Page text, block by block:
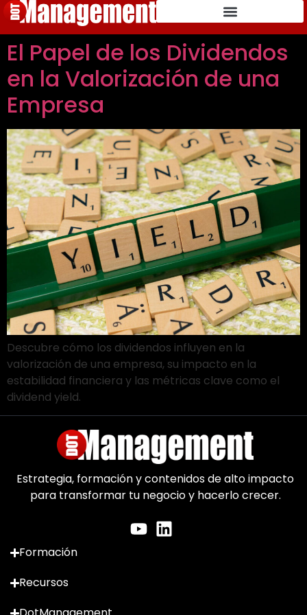
El Papel de los Dividendos
en la Valorización de una
Empresa
Descubre cómo los dividendos influyen en la
valorización de una empresa, su impacto en la
estabilidad financiera y las métricas clave como el
dividend yield.
Estrategia, formación y contenidos de alto impacto
para transformar tu negocio y hacerlo crecer.
Formación
Recursos